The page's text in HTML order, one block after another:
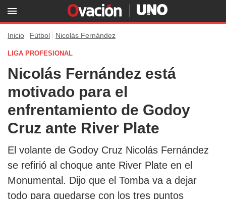
Inicio Fútbol Nicolás Fernández
LIGA PROFESIONAL
Nicolás Fernández está
motivado para el
enfrentamiento de Godoy
Cruz ante River Plate
El volante de Godoy Cruz Nicolás Fernández
se refirió al choque ante River Plate en el
Monumental. Dijo que el Tomba va a dejar
todo para quedarse con los tres puntos